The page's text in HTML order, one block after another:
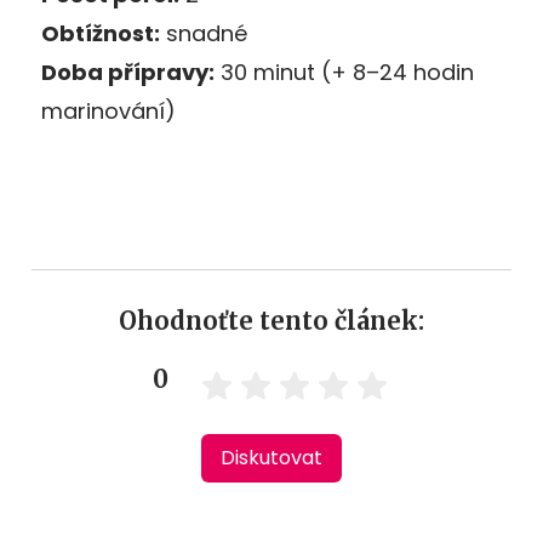
Obtížnost: snadné
Doba přípravy: 30 minut (+ 8–24 hodin
marinování)
Ohodnoťte tento článek:
0
Diskutovat